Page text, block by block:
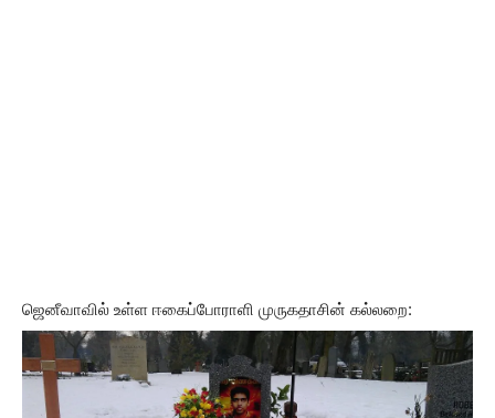
ஜெனீவாவில் உள்ள ஈகைப்போராளி முருகதாசின் கல்லறை: